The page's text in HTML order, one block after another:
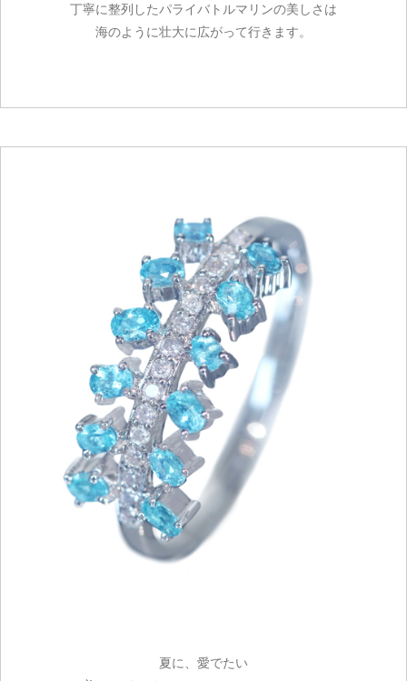
丁寧に整列したパライバトルマリンの美しさは
海のように壮大に広がって行きます。
夏に、愛でたい